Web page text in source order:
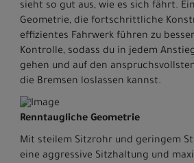
sieht so gut aus, wie es sich fährt.
Geometrie, die fortschrittliche
effizientes Fahrwerk führen zu
Kontrolle, sodass du in jedem
gehen und auf den
die Bremsen loslassen kannst.
Renntaugliche Geometrie
Mit steilem Sitzrohr und geringem
eine aggressive Sitzhaltung und